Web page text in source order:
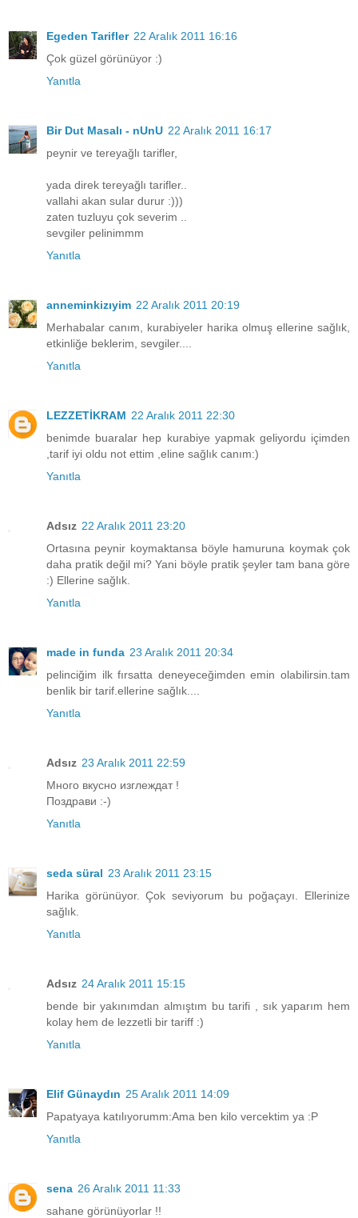
Egeden Tarifler 22 Aralık 2011 16:16
Çok güzel görünüyor :)
Yanıtla
Bir Dut Masalı - nUnU 22 Aralık 2011 16:17
peynir ve tereyağlı tarifler,
yada direk tereyağlı tarifler..
vallahi akan sular durur :)))
zaten tuzluyu çok severim ..
sevgiler pelinimmm
Yanıtla
anneminkizıyim 22 Aralık 2011 20:19
Merhabalar canım, kurabiyeler harika olmuş ellerine sağlık,
etkinliğe beklerim, sevgiler....
Yanıtla
LEZZETİKRAM 22 Aralık 2011 22:30
benimde buaralar hep kurabiye yapmak geliyordu içimden
,tarif iyi oldu not ettim ,eline sağlık canım:)
Yanıtla
Adsız 22 Aralık 2011 23:20
Ortasına peynir koymaktansa böyle hamuruna koymak çok
daha pratik değil mi? Yani böyle pratik şeyler tam bana göre
:) Ellerine sağlık.
Yanıtla
made in funda 23 Aralık 2011 20:34
pelinciğim ilk fırsatta deneyeceğimden emin olabilirsin.tam
benlik bir tarif.ellerine sağlık....
Yanıtla
Adsız 23 Aralık 2011 22:59
Много вкусно изглеждат !
Поздрави :-)
Yanıtla
seda süral 23 Aralık 2011 23:15
Harika görünüyor. Çok seviyorum bu poğaçayı. Ellerinize
sağlık.
Yanıtla
Adsız 24 Aralık 2011 15:15
bende bir yakınımdan almıştım bu tarifi , sık yaparım hem
kolay hem de lezzetli bir tariff :)
Yanıtla
Elif Günaydın 25 Aralık 2011 14:09
Papatyaya katılıyorumm:Ama ben kilo vercektim ya :P
Yanıtla
sena 26 Aralık 2011 11:33
sahane görünüyorlar !!